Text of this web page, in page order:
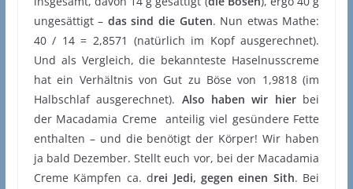
ungesättigt – das sind die Guten. Nun etwas Mathe:
40 / 14 = 2,8571 (natürlich im Kopf ausgerechnet).
Und als Vergleich, die bekannteste Haselnusscreme
hat ein Verhältnis von Gut zu Böse von 1,9818 (im
Halbschlaf ausgerechnet). Also haben wir hierbei
der Macadamia Creme anteilig viel gesündere Fette
enthalten – und die benötigt der Körper! Wir haben
ja bald Dezember. Stellt euch vor, bei der Macadamia
Creme Kämpfen ca. drei Jedi, gegen einen Sith. Bei